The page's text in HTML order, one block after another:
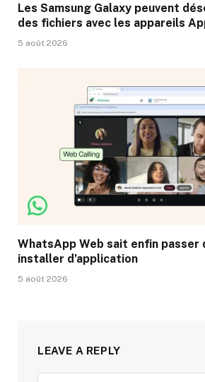
Les Samsung Galaxy peuvent
des fichiers avec les appareils
5 août 2026
WhatsApp Web sait enfin passer
installer d’application
5 août 2026
LEAVE A REPLY